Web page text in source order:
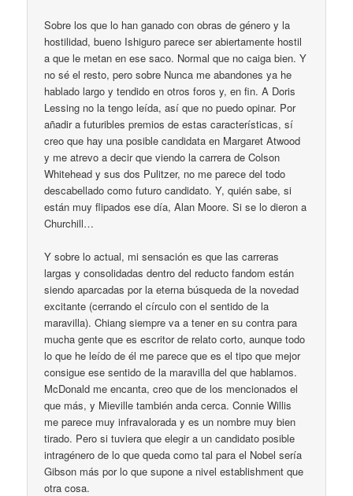
Sobre los que lo han ganado con obras de género y la
hostilidad, bueno Ishiguro parece ser abiertamente hostil
a que le metan en ese saco. Normal que no caiga bien. Y
no sé el resto, pero sobre Nunca me abandones ya he
hablado largo y tendido en otros foros y, en fin. A Doris
Lessing no la tengo leída, así que no puedo opinar. Por
añadir a futuribles premios de estas características, sí
creo que hay una posible candidata en Margaret Atwood
y me atrevo a decir que viendo la carrera de Colson
Whitehead y sus dos Pulitzer, no me parece del todo
descabellado como futuro candidato. Y, quién sabe, si
están muy flipados ese día, Alan Moore. Si se lo dieron a
Churchill…
Y sobre lo actual, mi sensación es que las carreras
largas y consolidadas dentro del reducto fandom están
siendo aparcadas por la eterna búsqueda de la novedad
excitante (cerrando el círculo con el sentido de la
maravilla). Chiang siempre va a tener en su contra para
mucha gente que es escritor de relato corto, aunque todo
lo que he leído de él me parece que es el tipo que mejor
consigue ese sentido de la maravilla del que hablamos.
McDonald me encanta, creo que de los mencionados el
que más, y Mieville también anda cerca. Connie Willis
me parece muy infravalorada y es un nombre muy bien
tirado. Pero si tuviera que elegir a un candidato posible
intragénero de lo que queda como tal para el Nobel sería
Gibson más por lo que supone a nivel establishment que
otra cosa.